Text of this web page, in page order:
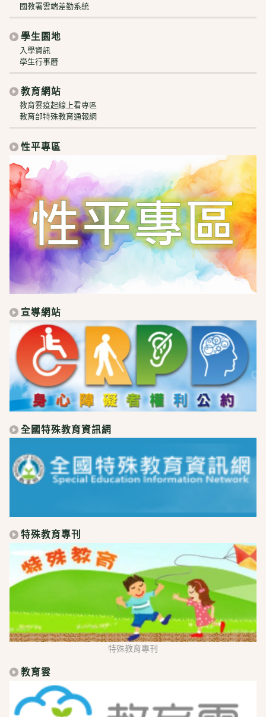
國教署雲端差勤系統
學生園地
入學資訊
學生行事曆
教育網站
教育雲疫起線上看專區
教育部特殊教育通報網
性平專區
宣導網站
全國特殊教育資訊網
特殊教育專刊
特殊教育專刊
教育雲